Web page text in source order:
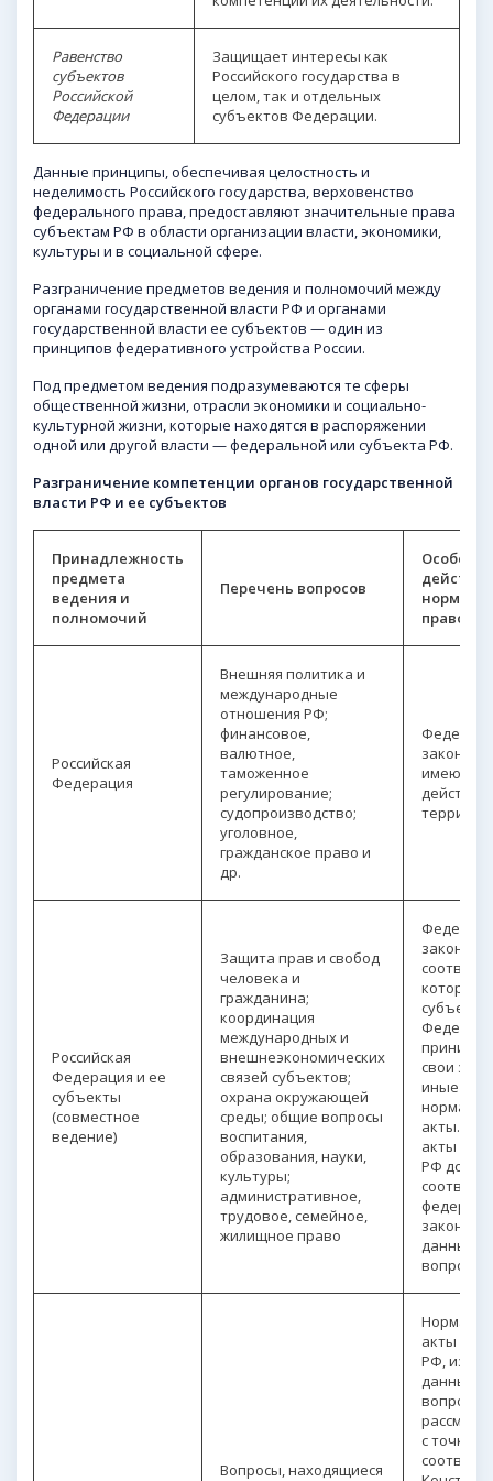
Равенство
субъектов
Российской
Федерации
Защищает интересы как
Российского государства в
целом, так и отдельных
субъектов Федерации.
Данные принципы, обеспечивая целостность и
неделимость Российского государства, верховенство
федерального права, предоставляют значительные права
субъектам РФ в области организации власти, экономики,
культуры и в социальной сфере.
Разграничение предметов ведения и полномочий между
органами государственной власти РФ и органами
государственной власти ее субъектов — один из
принципов федеративного устройства России.
Под предметом ведения подразумеваются те сферы
общественной жизни, отрасли экономики и социально-
культурной жизни, которые находятся в распоряжении
одной или другой власти — федеральной или субъекта РФ.
Разграничение компетенции органов государственной
власти РФ и ее субъектов
Принадлежность
предмета
ведения и
полномочий
Перечень вопросов
действия
Российская
Федерация
Внешняя политика и
международные
отношения РФ;
финансовое,
валютное,
таможенное
регулирование;
судопроизводство;
уголовное,
гражданское право и
др.
законы,
имеющие
действие
Российская
Федерация и ее
субъекты
(совместное
ведение)
Защита прав и свобод
человека и
гражданина;
координация
международных и
внешнеэкономических
связей субъектов;
охрана окружающей
среды; общие вопросы
воспитания,
образования, науки,
культуры;
административное,
трудовое, семейное,
жилищное право
законы, в
которыми
субъекты
свои
иные
акты.
акты
РФ
законам
данным
вопросам
Вопросы, находящиеся
акты
РФ,
данным
с точки